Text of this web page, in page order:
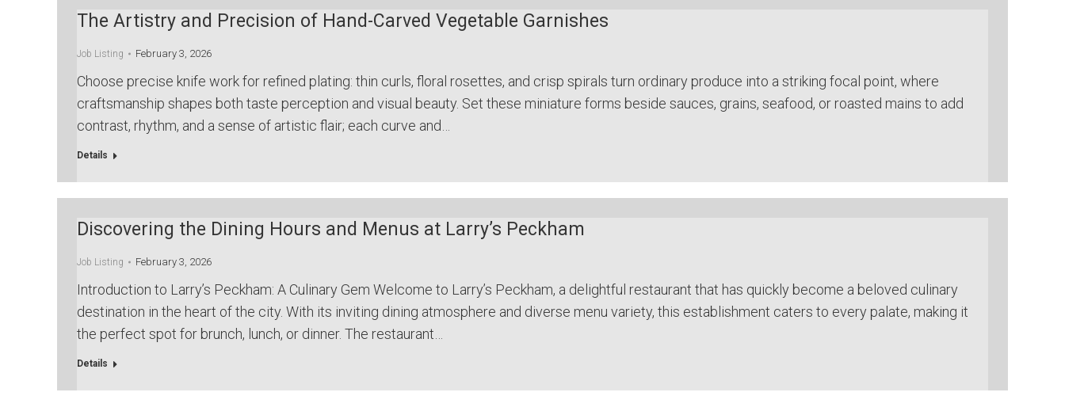
The Artistry and Precision of Hand-Carved Vegetable Garnishes
Job Listing February 3, 2026
Choose precise knife work for refined plating: thin curls, floral rosettes, and crisp spirals turn ordinary produce into a striking focal point, where
craftsmanship shapes both taste perception and visual beauty. Set these miniature forms beside sauces, grains, seafood, or roasted mains to add
contrast, rhythm, and a sense of artistic flair; each curve and…
Details
Discovering the Dining Hours and Menus at Larry’s Peckham
Job Listing February 3, 2026
Introduction to Larry’s Peckham: A Culinary Gem Welcome to Larry’s Peckham, a delightful restaurant that has quickly become a beloved culinary
destination in the heart of the city. With its inviting dining atmosphere and diverse menu variety, this establishment caters to every palate, making it
the perfect spot for brunch, lunch, or dinner. The restaurant…
Details